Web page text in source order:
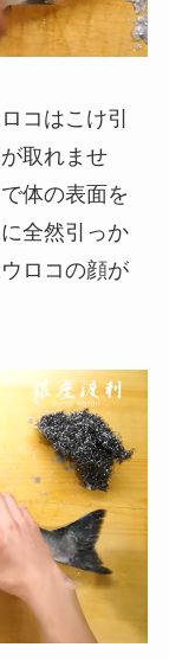
コはこけ引
取れませ
体の表面を
全然引っか
ロコの顔が